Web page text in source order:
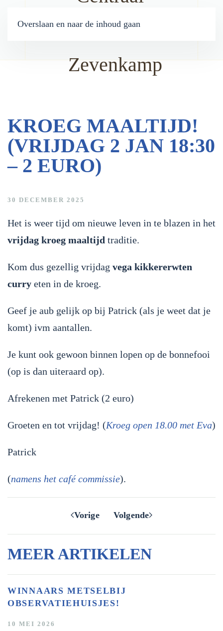
Overslaan en naar de inhoud gaan
KROEG MAALTIJD!
(VRIJDAG 2 JAN 18:30
– 2 EURO)
30 DECEMBER 2025
Het is weer tijd om nieuwe leven in te blazen in het
vrijdag kroeg maaltijd traditie.
Kom dus gezellig vrijdag vega kikkererwten
curry eten in de kroeg.
Geef je aub gelijk op bij Patrick (als je weet dat je
komt) ivm aantallen.
Je kunt ook gewoon binnen lopen op de bonnefooi
(op is dan uiteraard op).
Afrekenen met Patrick (2 euro)
Groeten en tot vrijdag! (Kroeg open 18.00 met Eva)
Patrick
(namens het café commissie).
Vorige Volgende
MEER ARTIKELEN
WINNAARS METSELBIJ
OBSERVATIEHUISJES!
10 MEI 2026